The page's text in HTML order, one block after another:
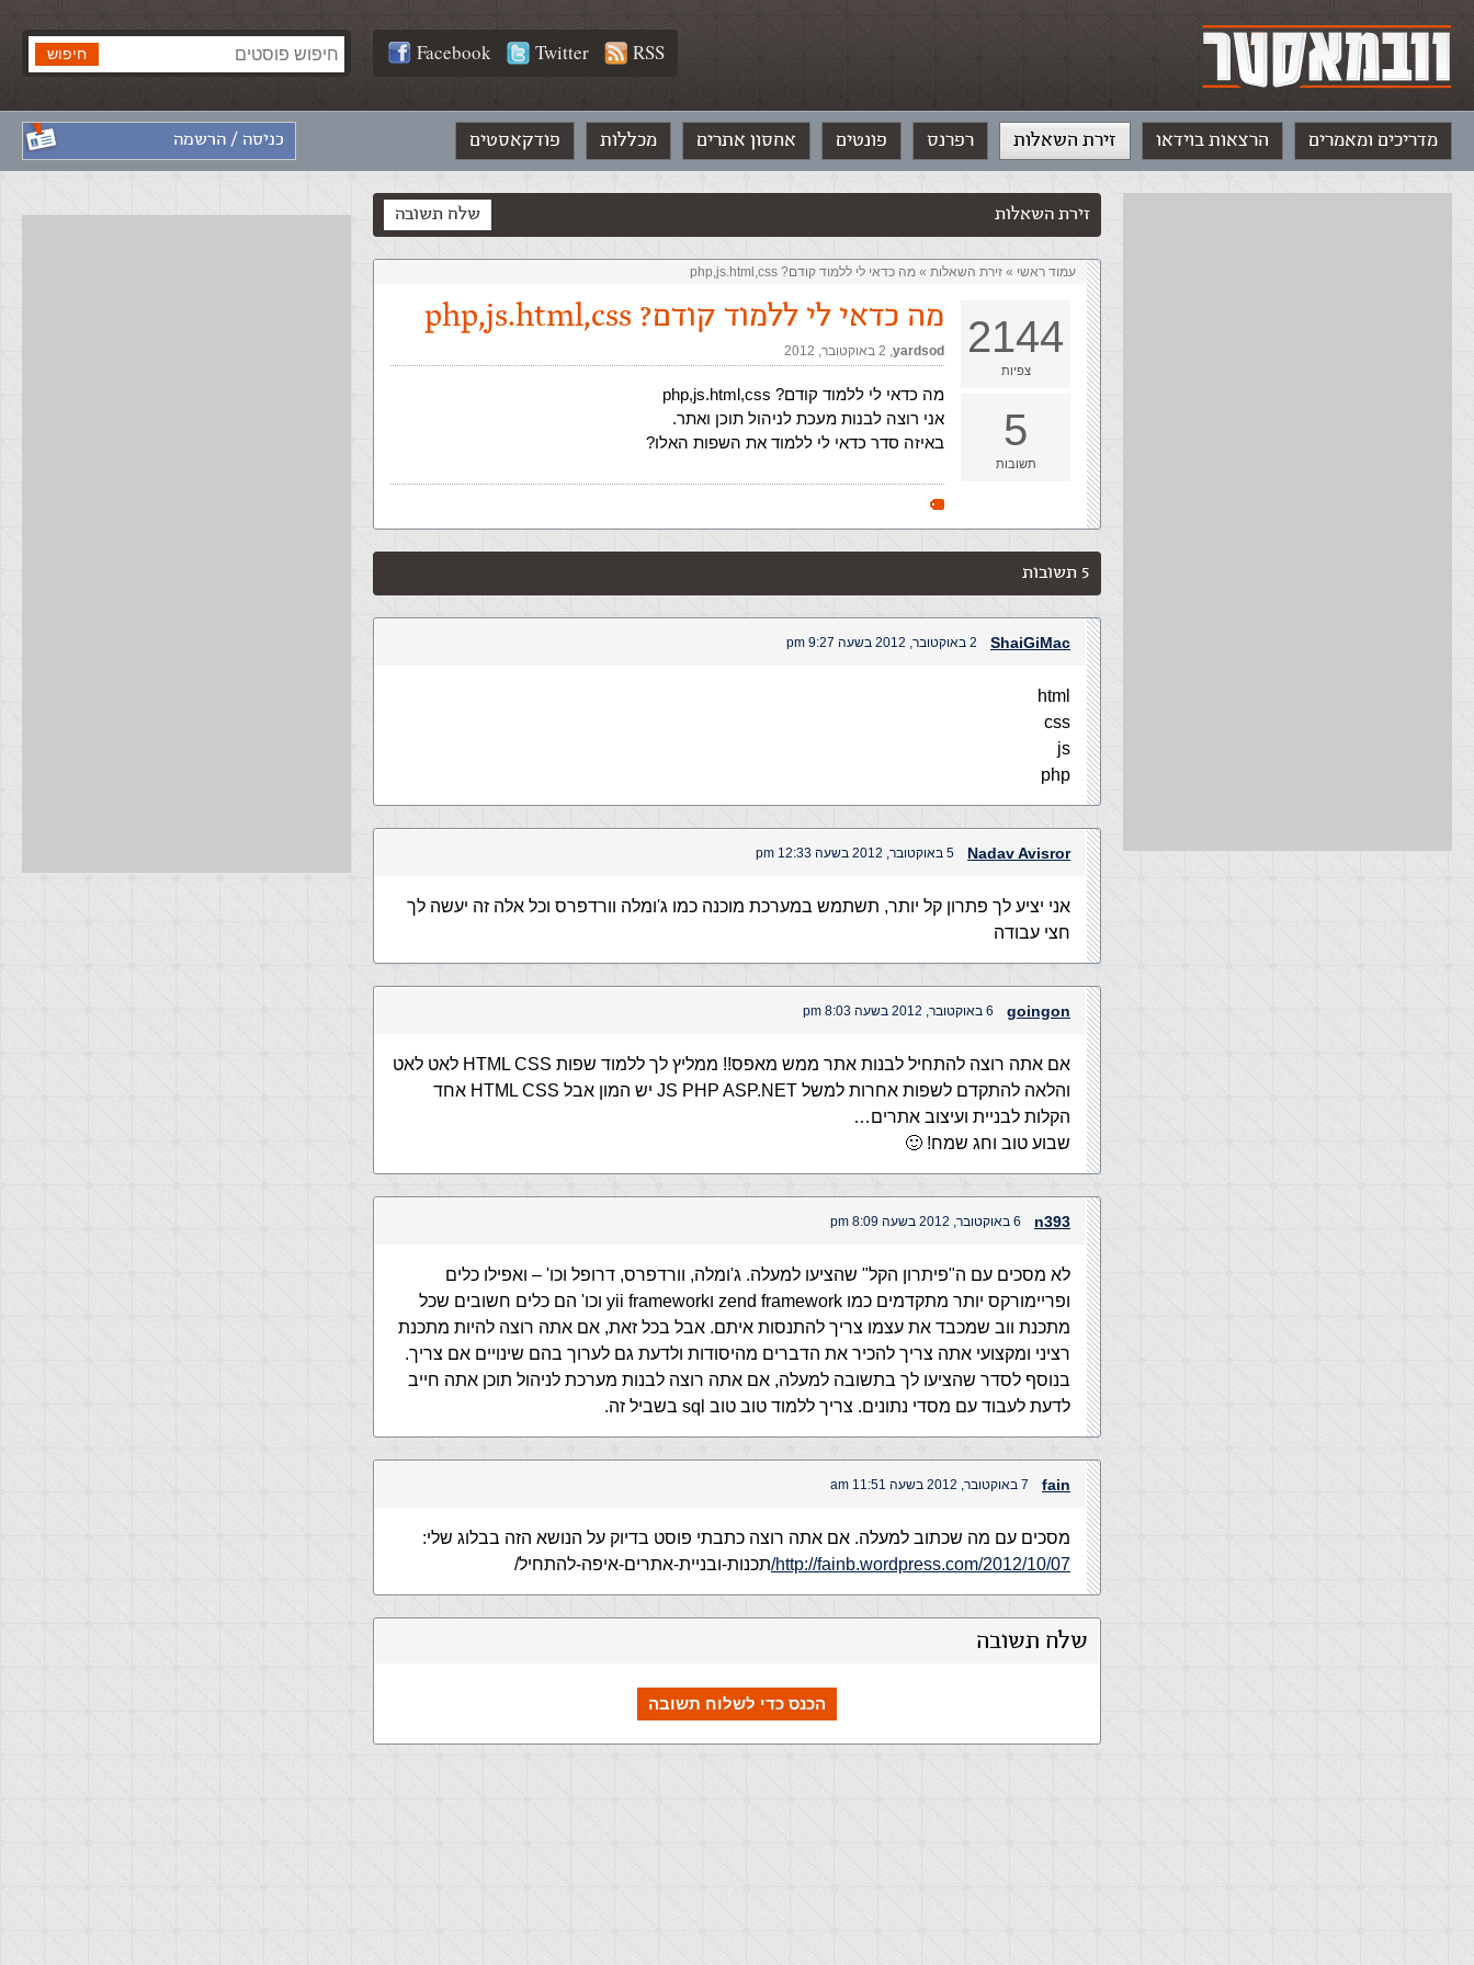
Facebook Twitter RSS
כניסה / הרשמה מדריכים ומאמרים הרצאות בוידאו זירת השאלות רפרנס פונטים אחסון אתרים מכללות פודקאסטים
שלח תשובה זירת השאלות
עמוד ראשי » ‏זירת השאלות‏ » מה כדאי לי ללמוד קודם? php,js.html,css
2144
צפיות
5
תשובות
מה כדאי לי ללמוד קודם? php,js.html,css
yardsod
,‏ 2 באוקטובר, 2012
מה כדאי לי ללמוד קודם? php,js.html,css
אני רוצה לבנות מעכת לניהול תוכן ואתר.
באיזה סדר כדאי לי ללמוד את השפות האלו?
5 תשובות
ShaiGiMac 2 באוקטובר, 2012 בשעה 9:27 pm
html
css
js
php
Nadav Avisror 5 באוקטובר, 2012 בשעה 12:33 pm
אני יציע לך פתרון קל יותר, תשתמש במערכת מוכנה כמו ג'ומלה וורדפרס וכל אלה זה יעשה לך
חצי עבודה
goingon 6 באוקטובר, 2012 בשעה 8:03 pm
אם אתה רוצה להתחיל לבנות אתר ממש מאפס!! ממליץ לך ללמוד שפות HTML CSS לאט לאט
והלאה להתקדם לשפות אחרות למשל JS PHP ASP.NET יש המון אבל HTML CSS אחד
הקלות לבניית ועיצוב אתרים…
שבוע טוב וחג שמח! 🙂
n393 6 באוקטובר, 2012 בשעה 8:09 pm
לא מסכים עם ה"פיתרון הקל" שהציעו למעלה. ג'ומלה, וורדפרס, דרופל וכו' – ואפילו כלים
ופריימורקס יותר מתקדמים כמו zend framework וyii framework וכו' הם כלים חשובים שכל
מתכנת ווב שמכבד את עצמו צריך להתנסות איתם. אבל בכל זאת, אם אתה רוצה להיות מתכנת
רציני ומקצועי אתה צריך להכיר את הדברים מהיסודות ולדעת גם לערוך בהם שינויים אם צריך.
בנוסף לסדר שהציעו לך בתשובה למעלה, אם אתה רוצה לבנות מערכת לניהול תוכן אתה חייב
לדעת לעבוד עם מסדי נתונים. צריך ללמוד טוב טוב sql בשביל זה.
fain 7 באוקטובר, 2012 בשעה 11:51 am
מסכים עם מה שכתוב למעלה. אם אתה רוצה כתבתי פוסט בדיוק על הנושא הזה בבלוג שלי:
http://fainb.wordpress.com/2012/10/07/ תכנות-ובניית-אתרים-איפה-להתחיל/
שלח תשובה
הכנס כדי לשלוח תשובה